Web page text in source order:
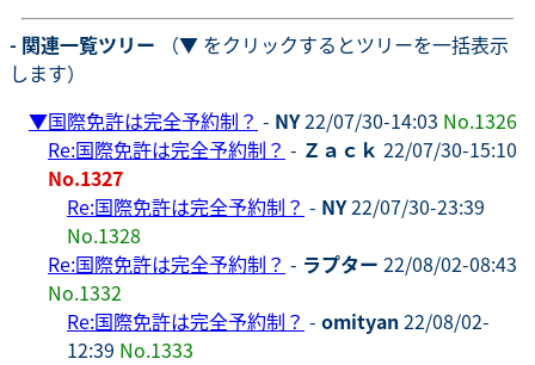
- 関連一覧ツリー （▼ をクリックするとツリーを一括表示
します）
▼国際免許は完全予約制？ - NY22/07/30-14:03 No.1326
Re:国際免許は完全予約制？ - Ｚａｃｋ 22/07/30-15:10
No.1327
Re:国際免許は完全予約制？ - NY22/07/30-23:39
No.1328
Re:国際免許は完全予約制？ - ラプター 22/08/02-08:43
No.1332
Re:国際免許は完全予約制？ - omityan 22/08/02-
12:39 No.1333